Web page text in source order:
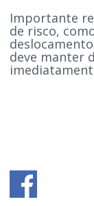
Importante
de risco,
deve manter